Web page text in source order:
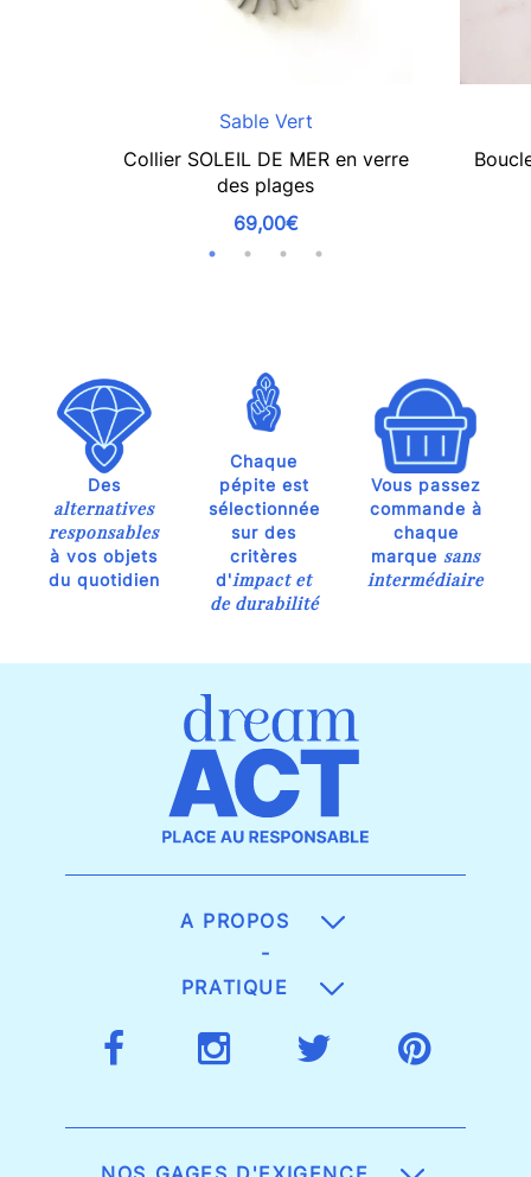
Sable Vert
Collier SOLEIL DE MER en verre
des plages
69,00€
Des
alternatives
responsables
à vos objets
du quotidien
Chaque
pépite est
sélectionnée
sur des
critères
d'impact et
de durabilité
Vous passez
commande à
chaque
marque sans
intermédiaire
A PROPOS
-
PRATIQUE